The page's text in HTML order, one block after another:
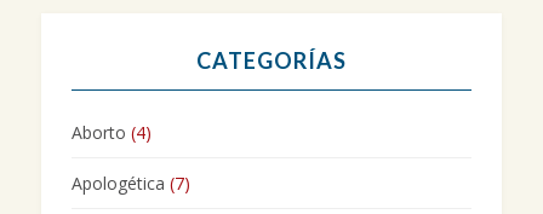
CATEGORÍAS
Aborto (4)
Apologética (7)